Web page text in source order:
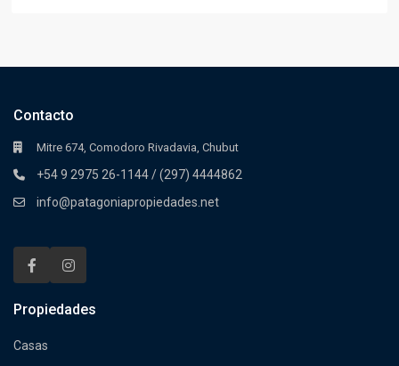
Contacto
Mitre 674, Comodoro Rivadavia, Chubut
+54 9 2975 26-1144 / (297) 4444862
info@patagoniapropiedades.net
Propiedades
Casas